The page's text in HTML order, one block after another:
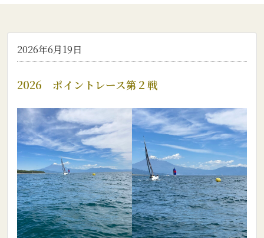
2026年6月19日
2026 ポイントレース第２戦